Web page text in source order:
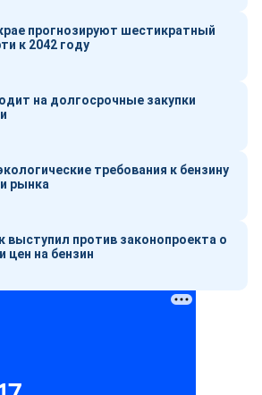
прогнозируют шестикратный
к 2042 году
на долгосрочные закупки
требования к бензину
рынка
выступил против законопроекта о
цен на бензин